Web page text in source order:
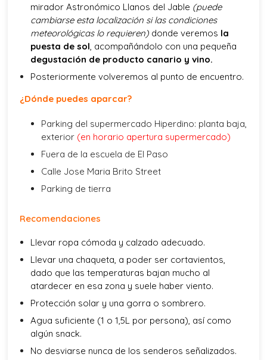
mirador Astronómico Llanos del Jable (puede
cambiarse esta localización si las condiciones
meteorológicas lo requieren) donde veremos la
puesta de sol, acompañándolo con una pequeña
degustación de producto canario y vino.
Posteriormente volveremos al punto de encuentro.
¿Dónde puedes aparcar?
Parking del supermercado Hiperdino: planta baja,
exterior (en horario apertura supermercado)
Fuera de la escuela de El Paso
Calle Jose Maria Brito Street
Parking de tierra
Recomendaciones
Llevar ropa cómoda y calzado adecuado.
Llevar una chaqueta, a poder ser cortavientos,
dado que las temperaturas bajan mucho al
atardecer en esa zona y suele haber viento.
Protección solar y una gorra o sombrero.
Agua suficiente (1 o 1,5L por persona), así como
algún snack.
No desviarse nunca de los senderos señalizados.